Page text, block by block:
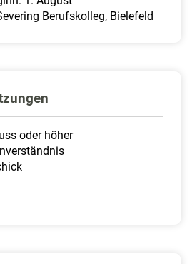
Berufskolleg, Bielefeld
oder höher